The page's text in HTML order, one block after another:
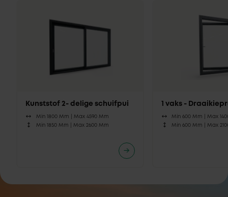
Kunststof 2- delige schuifpui
Min 1800 Mm | Max 4590 Mm
Min 1850 Mm | Max 2600 Mm
1 vaks -
Min 600 Mm |Max
Min 600 Mm |Max